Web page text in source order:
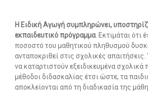
-- Λογοθεραπεία
-- Συμβουλευτική
-- Ειδική Αγωγή
-- Διαταραχές
Η Ειδική Αγωγή συμπληρώνει,
εκπαιδευτικό πρόγραμμα. Εκτιμάται ότι
ποσοστό του μαθητικού πληθυσμού
ανταποκριθεί στις σχολικές
να καταρτιστούν εξειδικευμένα σχολικά
μέθοδοι διδασκαλίας έτσι ώστε, τα
αποκλείονται από τη διαδικασία της